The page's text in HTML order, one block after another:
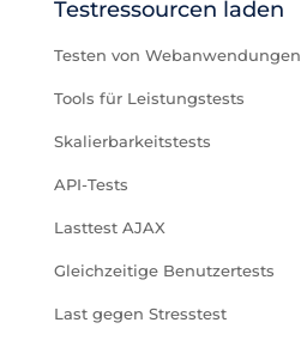
Testressourcen laden
Testen von Webanwendungen
Tools für Leistungstests
Skalierbarkeitstests
API-Tests
Lasttest AJAX
Gleichzeitige Benutzertests
Last gegen Stresstest